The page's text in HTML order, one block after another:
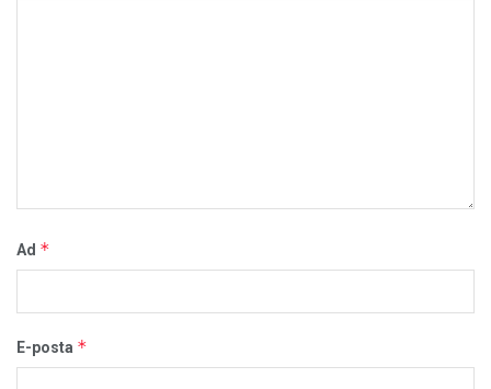
Ad *
E-posta *